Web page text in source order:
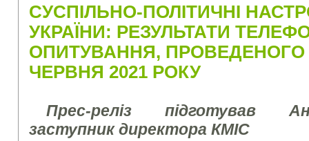
СУСПІЛЬНО-ПОЛІТИЧНІ
УКРАЇНИ: РЕЗУЛЬТАТИ
ОПИТУВАННЯ, ПРОВЕДЕНОГО
ЧЕРВНЯ 2021 РОКУ
Прес-реліз підготував
заступник директора КМІС